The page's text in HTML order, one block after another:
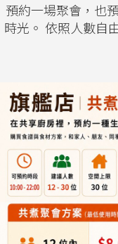
預約一場聚會，也
時光。 依照人數自